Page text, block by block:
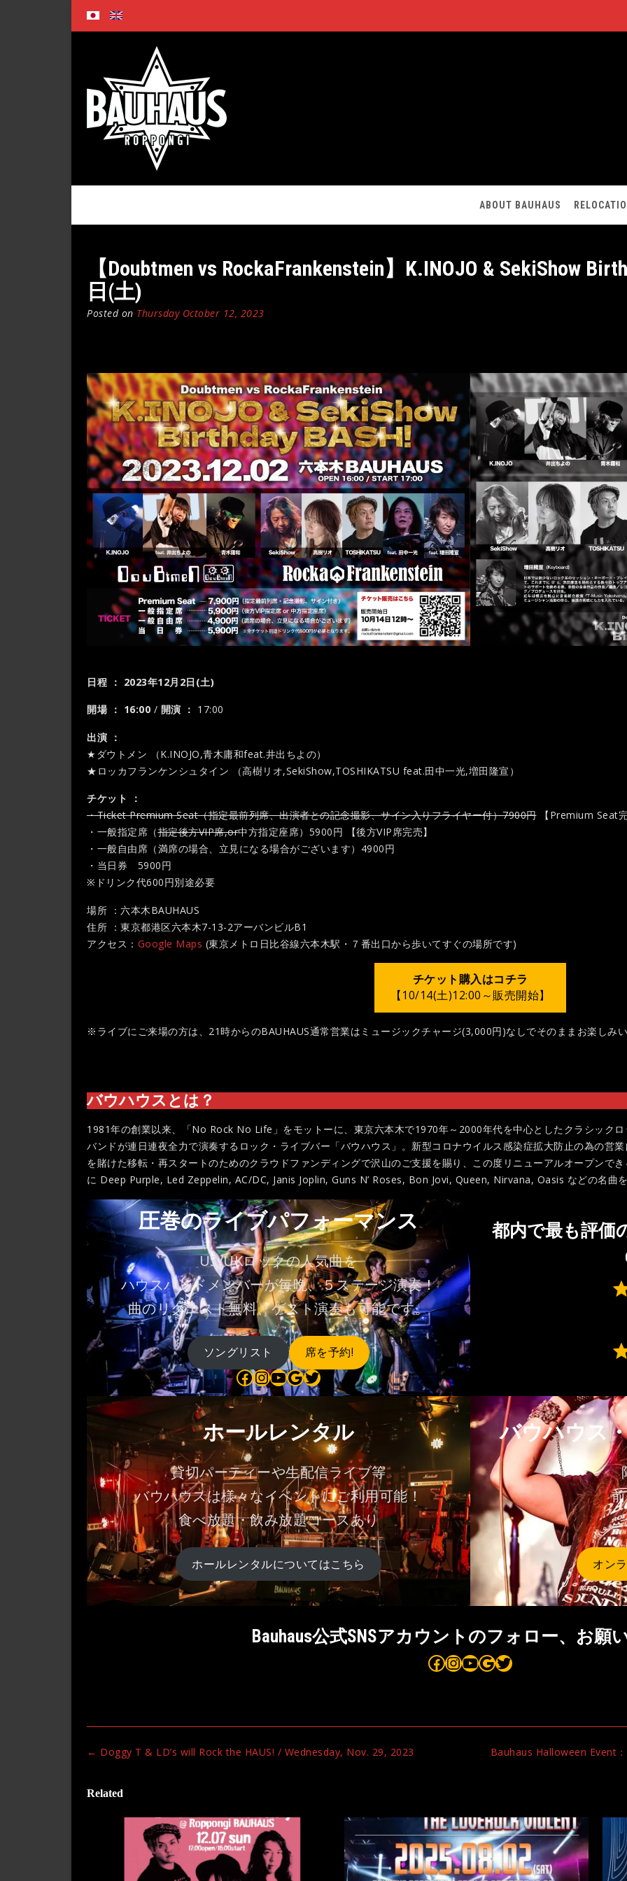
ABOUT BAUHAUS
【Doubtmen vs RockaFrankenstein】K.INOJO & SekiShow
日(土)
Posted on Thursday October 12, 2023
日程 ： 2023年12月2日(土)
開場 ： 16:00 / 開演 ： 17:00
出演 ：
★ダウトメン （K.INOJO,青木庸和feat.井出ちよの）
★ロッカフランケンシュタイン （高樹リオ,SekiShow,TOSHIKATSU feat.田中一光,増田隆宣）
チケット ：
・Ticket Premium Seat（指定最前列席、出演者との記念撮影、サイン入りフライヤー付）7900円【Premium Seat
・一般指定席（指定後方VIP席,or中方指定座席）5900円 【後方VIP席完売】
・一般自由席（満席の場合、立見になる場合がございます）4900円
・当日券 5900円
※ドリンク代600円別途必要
場所 ：六本木BAUHAUS
住所 ：東京都港区六本木7-13-2アーバンビルB1
アクセス： Google Maps (東京メトロ日比谷線六本木駅・７番出口から歩いてすぐの場所です)
チケット購入はコチラ
【10/14(土)12:00～販売開始】
※ライブにご来場の方は、21時からのBAUHAUS通常営業はミュージックチャージ(3,000円)なしでそのままお楽しみ
バウハウスとは？
1981年の創業以来、「No Rock No Life」をモットーに、東京六本木で1970年～2000年代を中心としたクラシック
バンドが連日連夜全力で演奏するロック・ライブバー「バウハウス」。新型コロナウイルス感染症拡大防止の為の営
を賭けた移転・再スタートのためのクラウドファンディングで沢山のご支援を賜り、この度リニューアルオープンで
に Deep Purple, Led Zeppelin, AC/DC, Janis Joplin, Guns N’ Roses, Bon Jovi, Queen, Nirvana, Oasis などの名曲
圧巻のライブパフォーマンス
US/UKロックの人気曲を
ハウスバンドメンバーが毎晩、５ステージ演奏！
曲のリクエスト無料、ゲスト演奏も可能です。
ソングリスト 席を予約!
Bauhaus on Facebook Bauhaus on InstagramBauhaus on YouTube Bauhaus on Google Maps Bauhaus on Twitter
都内で最も評価
⭐
⭐
⭐
⭐
⭐
⭐
ホールレンタル
貸切パーティーや生配信ライブ等
バウハウスは様々なイベントにご利用可能！
食べ放題・飲み放題コースあり
ホールレンタルについてはこちら
バウハウス
オン
Bauhaus公式SNSアカウントのフォロー、お願
Bauhaus on Facebook
Bauhaus on Instagram
Bauhaus on YouTube
Bauhaus on Google MapsBauhaus on Twitter
Post
Bauhaus Halloween Event
← Doggy T & LD’s will Rock the HAUS! / Wednesday, Nov. 29, 2023
Related